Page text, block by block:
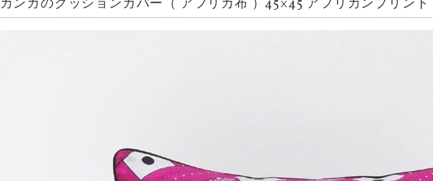
カンガのクッションカバー（ アフリカ布 ）45×45 アフリカンプリント